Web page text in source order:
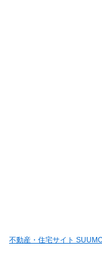
不動産・住宅サイト